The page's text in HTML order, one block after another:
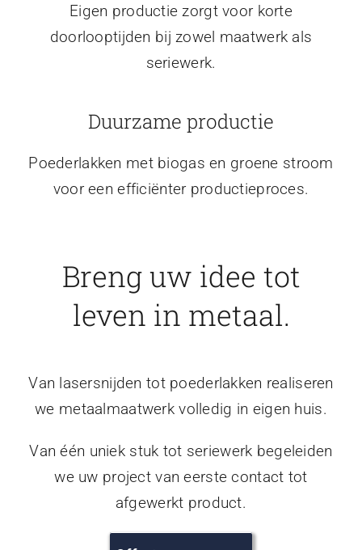
Eigen productie zorgt voor korte
doorlooptijden bij zowel maatwerk als
seriewerk.
Duurzame productie
Poederlakken met biogas en groene stroom
voor een efficiënter productieproces.
Breng uw idee tot
leven in metaal.
Van lasersnijden tot poederlakken realiseren
we metaalmaatwerk volledig in eigen huis.
Van één uniek stuk tot seriewerk begeleiden
we uw project van eerste contact tot
afgewerkt product.